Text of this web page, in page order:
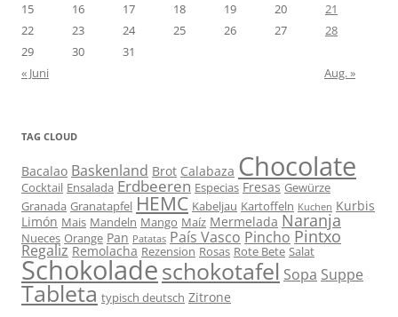
15
16 17 18 19 20
21
22
23 24 25 26 27
28
29
30
31
« Juni
Aug. »
TAG CLOUD
Bacalao Baskenland Brot Calabaza Chocolate
Cocktail Ensalada Erdbeeren Especias Fresas Gewürze
Granada Granatapfel HEMC Kabeljau Kartoffeln Kuchen Kurbis
Limón Mais Mandeln Mango Maíz Mermelada Naranja
Nueces Orange Pan Patatas País Vasco Pincho Pintxo
Regaliz Remolacha Rezension Rosas Rote Bete Salat
Schokoladeschokotafel Sopa Suppe
Tableta typisch deutsch Zitrone